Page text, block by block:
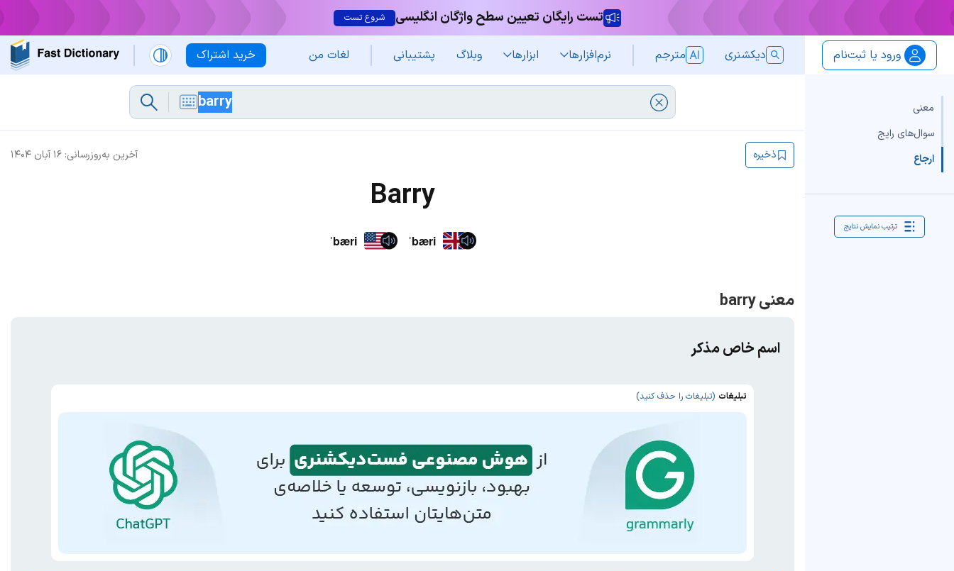
تست رایگان تعیین سطح واژگان انگلیسی شروع تست
خرید اشتراک ورود یا ثبت‌نام دیکشنری مترجم نرم‌افزار‌ها ابزارها وبلاگ پشتیبانی لغات من
معنی
سوال‌های رایج
ارجاع
ترتیب نمایش نتایج
آخرین به‌روزرسانی: ۱۶ آبان ۱۴۰۴ ذخیره
Barry
ˈbæri ˈbæri
معنی barry
اسم خاص مذکر
تبلیغات (تبلیغات را حذف کنید)